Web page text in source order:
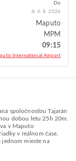
Do
št 6. 8. 2026
Maputo
MPM
09:15
International Airport
spoločnosťouTajarán
dobou letu 25h 20m
v Maputo
v reálnom čase,
jednom mieste na